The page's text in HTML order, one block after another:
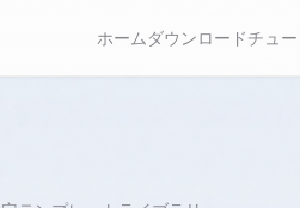
ホーム ダウンロードチュ